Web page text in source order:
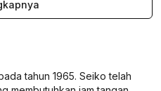
tahun 1965. Seiko telah